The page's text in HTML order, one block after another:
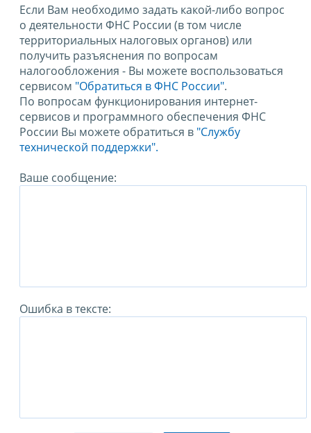
Если Вам необходимо задать какой-либо вопрос
о деятельности ФНС России (в том числе
территориальных налоговых органов) или
получить разъяснения по вопросам
налогообложения - Вы можете воспользоваться
сервисом "Обратиться в ФНС России".
По вопросам функционирования интернет-
сервисов и программного обеспечения ФНС
России Вы можете обратиться в "Службу
технической поддержки".
Ваше сообщение:
Ошибка в тексте: